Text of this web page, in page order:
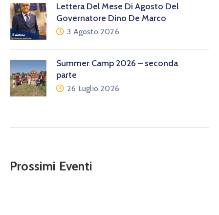
Lettera Del Mese Di Agosto Del
Governatore Dino De Marco
3 Agosto 2026
Summer Camp 2026 – seconda
parte
26 Luglio 2026
Prossimi Eventi